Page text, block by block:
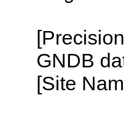
GNDB
[Site